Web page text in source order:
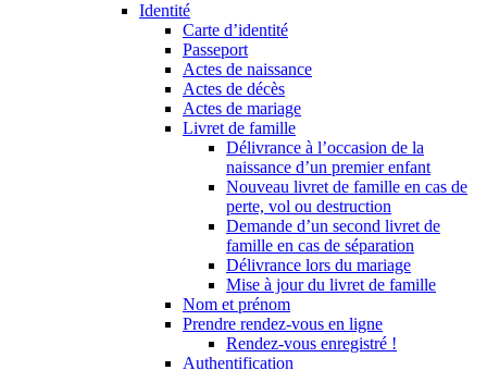
Identité
Carte d’identité
Passeport
Actes de naissance
Actes de décès
Actes de mariage
Livret de famille
Délivrance à l’occasion de la
naissance d’un premier enfant
Nouveau livret de famille en cas de
perte, vol ou destruction
Demande d’un second livret de
famille en cas de séparation
Délivrance lors du mariage
Mise à jour du livret de famille
Nom et prénom
Prendre rendez-vous en ligne
Rendez-vous enregistré !
Authentification